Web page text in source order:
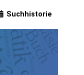
Suchhistorie